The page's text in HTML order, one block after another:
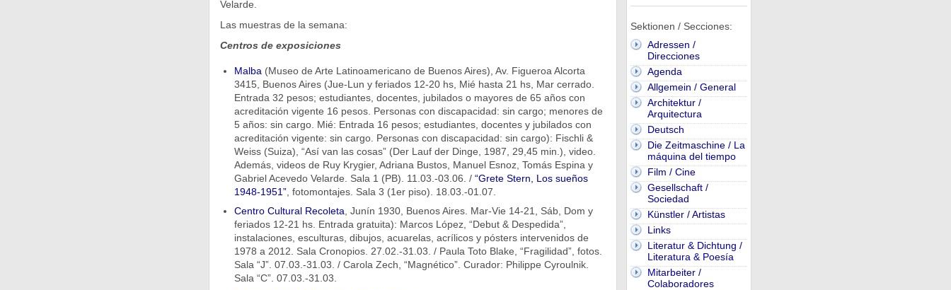
Velarde.
Las muestras de la semana:
Centros de exposiciones
Malba (Museo de Arte Latinoamericano de Buenos Aires), Av. Figueroa Alcorta
3415, Buenos Aires (Jue-Lun y feriados 12-20 hs, Mié hasta 21 hs, Mar cerrado.
Entrada 32 pesos; estudiantes, docentes, jubilados o mayores de 65 años con
acreditación vigente 16 pesos. Personas con discapacidad: sin cargo; menores de
5 años: sin cargo. Mié: Entrada 16 pesos; estudiantes, docentes y jubilados con
acreditación vigente: sin cargo. Personas con discapacidad: sin cargo): Fischli &
Weiss (Suiza), “Así van las cosas” (Der Lauf der Dinge, 1987, 29,45 min.), video.
Además, videos de Ruy Krygier, Adriana Bustos, Manuel Esnoz, Tomás Espina y
Gabriel Acevedo Velarde. Sala 1 (PB). 11.03.-03.06. / “Grete Stern, Los sueños
1948-1951”, fotomontajes. Sala 3 (1er piso). 18.03.-01.07.
Centro Cultural Recoleta , Junín 1930, Buenos Aires. Mar-Vie 14-21, Sáb, Dom y
feriados 12-21 hs. Entrada gratuita): Marcos López, “Debut & Despedida”,
instalaciones, esculturas, dibujos, acuarelas, acrílicos y pósters intervenidos de
1978 a 2012. Sala Cronopios. 27.02.-31.03. / Paula Toto Blake, “Fragilidad”, fotos.
Sala “J”. 07.03.-31.03. / Carola Zech, “Magnético”. Curador: Philippe Cyroulnik.
Sala “C”. 07.03.-31.03.
Sektionen / Secciones:
Adressen /
Direcciones
Agenda
Allgemein / General
Architektur /
Arquitectura
Deutsch
Die Zeitmaschine / La
máquina del tiempo
Film / Cine
Gesellschaft /
Sociedad
Künstler / Artistas
Links
Literatur & Dichtung /
Literatura & Poesía
Mitarbeiter /
Colaboradores